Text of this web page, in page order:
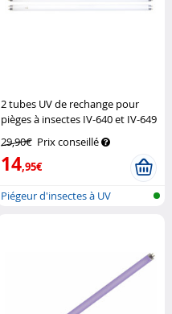
2 tubes UV de rechange pour
pièges à insectes IV-640 et IV-649
29,90€ Prix conseillé
14,95€
Piégeur d'insectes à UV